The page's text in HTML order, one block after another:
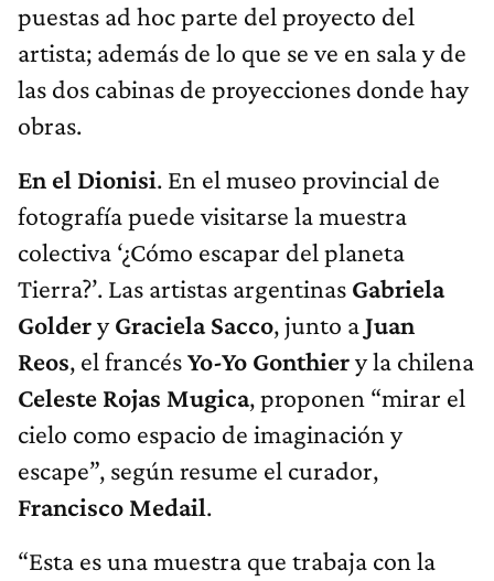
puestas ad hoc parte del proyecto del
artista; además de lo que se ve en sala y de
las dos cabinas de proyecciones donde hay
obras.
En el Dionisi. En el museo provincial de
fotografía puede visitarse la muestra
colectiva ‘¿Cómo escapar del planeta
Tierra?’. Las artistas argentinas Gabriela
GolderyGraciela Sacco, junto aJuan
Reos, el francésYo-Yo Gonthiery la chilena
Celeste Rojas Mugica, proponen “mirar el
cielo como espacio de imaginación y
escape”, según resume el curador,
Francisco Medail.
“Esta es una muestra que trabaja con la